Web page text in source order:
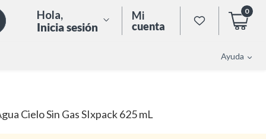
Hola,
Inicia sesión
Mi
cuenta
0
Ayuda
Cielo Sin Gas SIxpack 625 mL